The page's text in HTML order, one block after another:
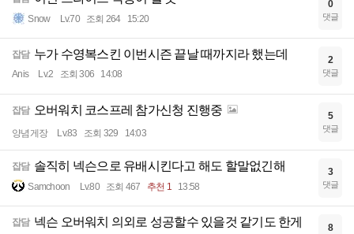
Snow Lv.70 조회 264 15:20
0
댓글
잡담 누가 수영복스킨 이번시즌 끝날 때까지라 했는데
Anis Lv.2 조회 306 14:08
2
댓글
잡담 오버워치 코스프레 참가신청 진행중
양념게장 Lv.83 조회 329 14:03
5
댓글
잡담 솔직히 넥슨으로 유배시킨다고 해도 할말없긴해
Samchoon Lv.80 조회 467 추천 1 13:58
3
댓글
잡담 넥슨 오버워치 의외로 성공할수 있을것 같기도 한게 8